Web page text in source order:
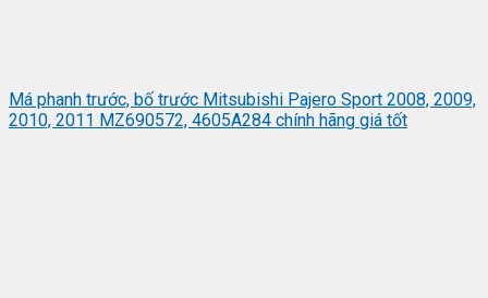
Má phanh trước, bố trước Mitsubishi Pajero Sport 2008, 2009,
2010, 2011 MZ690572, 4605A284 chính hãng giá tốt